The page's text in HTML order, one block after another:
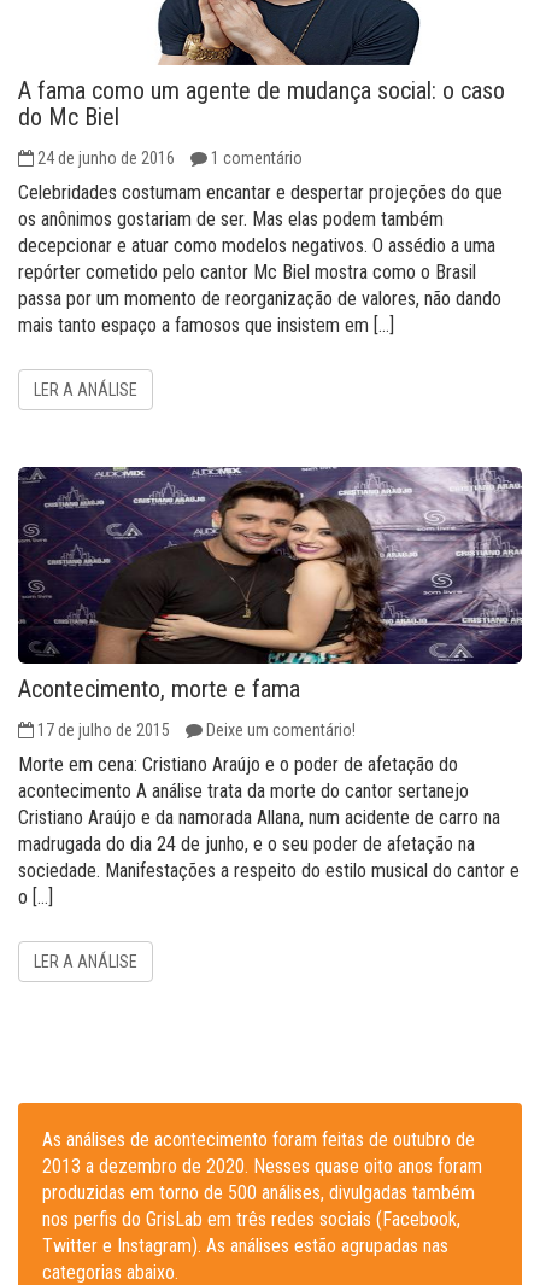
A fama como um agente de mudança social: o caso
do Mc Biel
24 de junho de 2016 1 comentário
Celebridades costumam encantar e despertar projeções do que
os anônimos gostariam de ser. Mas elas podem também
decepcionar e atuar como modelos negativos. O assédio a uma
repórter cometido pelo cantor Mc Biel mostra como o Brasil
passa por um momento de reorganização de valores, não dando
mais tanto espaço a famosos que insistem em […]
LER A ANÁLISE
Acontecimento, morte e fama
17 de julho de 2015 Deixe um comentário!
Morte em cena: Cristiano Araújo e o poder de afetação do
acontecimento A análise trata da morte do cantor sertanejo
Cristiano Araújo e da namorada Allana, num acidente de carro na
madrugada do dia 24 de junho, e o seu poder de afetação na
sociedade. Manifestações a respeito do estilo musical do cantor e
o […]
LER A ANÁLISE
As análises de acontecimento foram feitas de outubro de
2013 a dezembro de 2020. Nesses quase oito anos foram
produzidas em torno de 500 análises, divulgadas também
nos perfis do GrisLab em três redes sociais (Facebook,
Twitter e Instagram). As análises estão agrupadas nas
categorias abaixo.